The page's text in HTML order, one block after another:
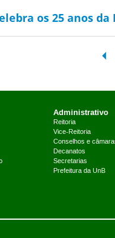
os 25 anos
Administrativo
Reitoria
Vice-Reitoria
Conselhos e
Decanatos
Secretarias
Prefeitura da UnB